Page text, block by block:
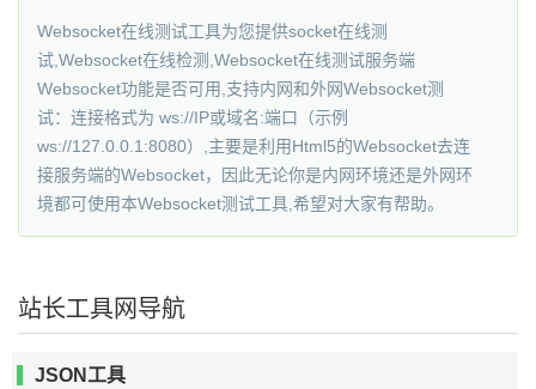
Websocket在线测试工具为您提供socket在线测
试,Websocket在线检测,Websocket在线测试服务端
Websocket功能是否可用,支持内网和外网Websocket测
试：连接格式为 ws://IP或域名:端口（示例
ws://127.0.0.1:8080）,主要是利用Html5的Websocket去连
接服务端的Websocket，因此无论你是内网环境还是外网环
境都可使用本Websocket测试工具,希望对大家有帮助。
站长工具网导航
JSON工具